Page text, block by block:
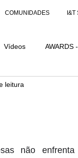
COMUNIDADES I&T
Vídeos AWARDS
leitura
não